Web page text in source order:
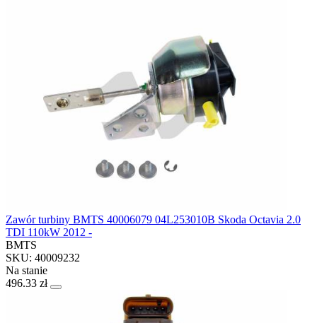
Zawór turbiny BMTS 40006079 04L253010B Skoda Octavia 2.0
TDI 110kW 2012 -
BMTS
SKU: 40009232
Na stanie
496.33 zł